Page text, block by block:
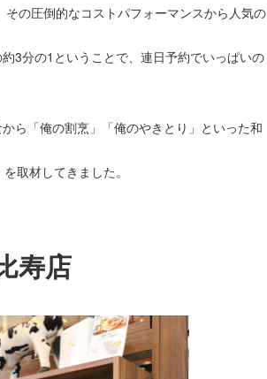
の圧倒的なコストパフォーマンスから人気の
3分の1ということで、連日予約でいっぱいの
ら「俺の割烹」「俺のやきとり」といった和
取材してきました。
寿店